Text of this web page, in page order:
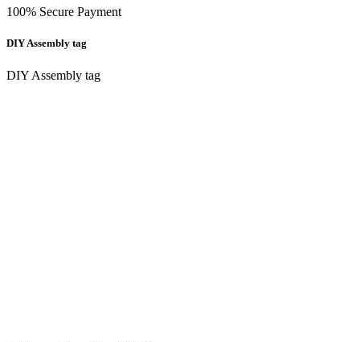
100% Secure Payment
DIY Assembly tag
DIY Assembly tag